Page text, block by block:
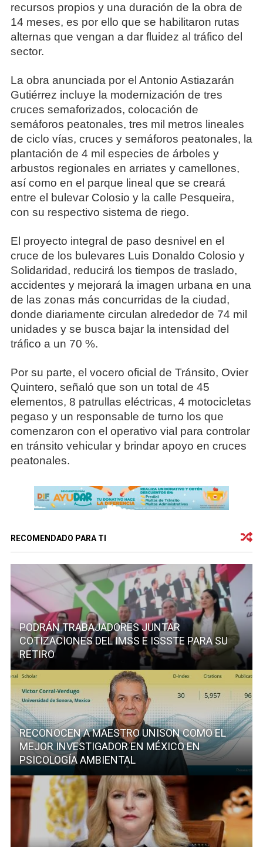
recursos propios y una duración de la obra de
14 meses, es por ello que se habilitaron rutas
alternas que vengan a dar fluidez al tráfico del
sector.
La obra anunciada por el Antonio Astiazarán
Gutiérrez incluye la modernización de tres
cruces semaforizados, colocación de
semáforos peatonales, tres mil metros lineales
de ciclo vías, cruces y semáforos peatonales, la
plantación de 4 mil especies de árboles y
arbustos regionales en arriates y camellones,
así como en el parque lineal que se creará
entre el bulevar Colosio y la calle Pesqueira,
con su respectivo sistema de riego.
El proyecto integral de paso desnivel en el
cruce de los bulevares Luis Donaldo Colosio y
Solidaridad, reducirá los tiempos de traslado,
accidentes y mejorará la imagen urbana en una
de las zonas más concurridas de la ciudad,
donde diariamente circulan alrededor de 74 mil
unidades y se busca bajar la intensidad del
tráfico a un 70 %.
Por su parte, el vocero oficial de Tránsito, Ovier
Quintero, señaló que son un total de 45
elementos, 8 patrullas eléctricas, 4 motocicletas
pegaso y un responsable de turno los que
comenzaron con el operativo vial para controlar
en tránsito vehicular y brindar apoyo en cruces
peatonales.
RECOMENDADO PARA TI
PODRÁN TRABAJADORES JUNTAR
COTIZACIONES DEL IMSS E ISSSTE PARA SU
RETIRO
RECONOCEN A MAESTRO UNISON COMO EL
MEJOR INVESTIGADOR EN MÉXICO EN
PSICOLOGÍA AMBIENTAL